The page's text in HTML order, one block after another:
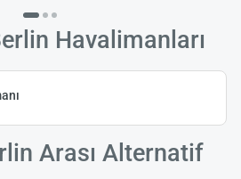
Havalimanları
Arası Alternatif